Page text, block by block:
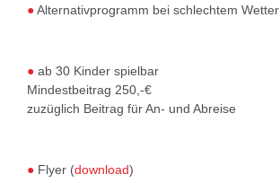
●Alternativprogramm bei schlechtem Wetter
● ab 30 Kinder spielbar
Mindestbeitrag 250,-€
zuzüglich Beitrag für An- und Abreise
● Flyer (download)